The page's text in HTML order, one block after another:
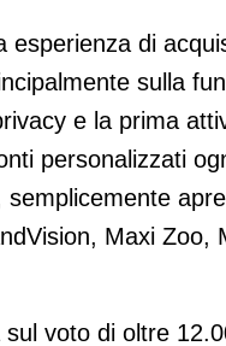
di
sulla
e la prima
personalizzati
Maxi Zoo,
sul voto di oltre